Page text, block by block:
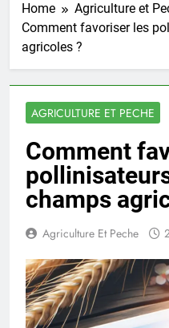
Home
Agriculture et
Comment favoriser les
agricoles ?
AGRICULTURE ET PECHE
Comment
champs
Agriculture Et Peche